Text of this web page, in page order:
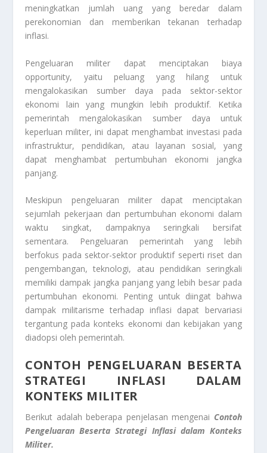
meningkatkan jumlah uang yang beredar dalam
perekonomian dan memberikan tekanan terhadap
inflasi.
Pengeluaran militer dapat menciptakan biaya
opportunity, yaitu peluang yang hilang untuk
mengalokasikan sumber daya pada sektor-sektor
ekonomi lain yang mungkin lebih produktif. Ketika
pemerintah mengalokasikan sumber daya untuk
keperluan militer, ini dapat menghambat investasi pada
infrastruktur, pendidikan, atau layanan sosial, yang
dapat menghambat pertumbuhan ekonomi jangka
panjang.
Meskipun pengeluaran militer dapat menciptakan
sejumlah pekerjaan dan pertumbuhan ekonomi dalam
waktu singkat, dampaknya seringkali bersifat
sementara. Pengeluaran pemerintah yang lebih
berfokus pada sektor-sektor produktif seperti riset dan
pengembangan, teknologi, atau pendidikan seringkali
memiliki dampak jangka panjang yang lebih besar pada
pertumbuhan ekonomi. Penting untuk diingat bahwa
dampak militarisme terhadap inflasi dapat bervariasi
tergantung pada konteks ekonomi dan kebijakan yang
diadopsi oleh pemerintah.
CONTOH PENGELUARAN BESERTA
STRATEGI INFLASI DALAM
KONTEKS MILITER
Berikut adalah beberapa penjelasan mengenai Contoh
Pengeluaran Beserta Strategi Inflasi dalam Konteks
Militer.